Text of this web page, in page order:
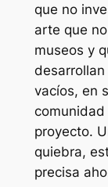
que no
arte que
museos y
vacíos, en
proyecto.
quiebra,
precisa